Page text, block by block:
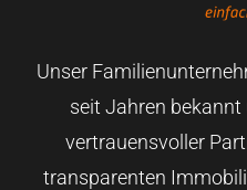
Unser
seit Jahren
vertrauensvoller
transparenten